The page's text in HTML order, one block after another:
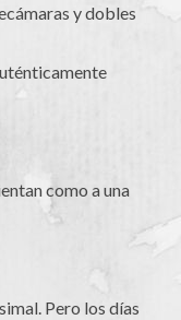
y dobles
como a una
Pero los días